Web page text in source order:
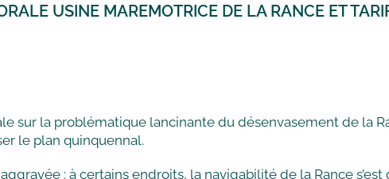
USINE MAREMOTRICE DE LA RANCE ET
sur la problématique lancinante du désenvasement de la
le plan quinquennal.
: à certains endroits, la navigabilité de la Rance